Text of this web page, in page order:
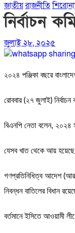
জাতীয়রাজনীতি
নির্বাচন
জুলাই ২৮, ২০২৫
২০২৪ পঞ্জিকা বছরে
রোববার (২৭ জুলাই)
বিএনপি নেতা বলেন,
যেসব খাত থেকে আয়
গণপ্রতিনিধিত্ব আদেশ
নিবন্ধন বাতিলের বিধান
বর্তমানে ইসিতে আওয়ামী